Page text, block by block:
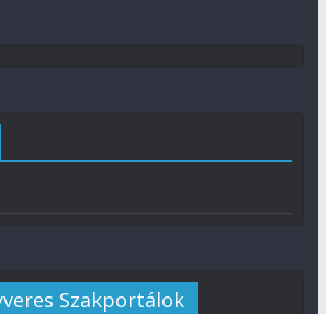
Szakportálok